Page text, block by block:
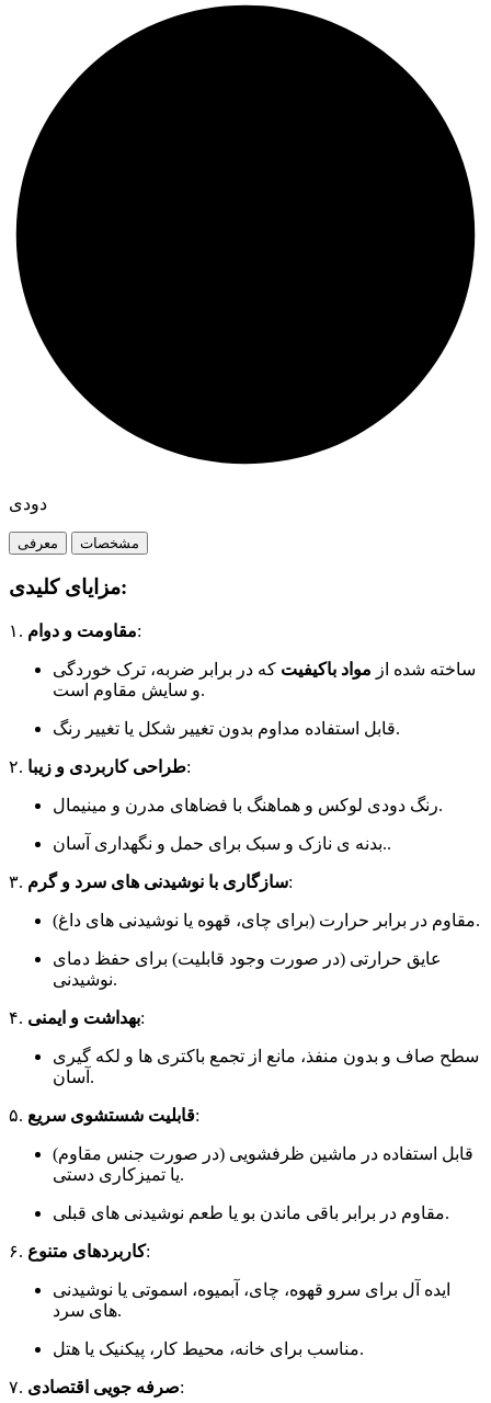
دودی
معرفی مشخصات
مزایای کلیدی:
۱. مقاومت و دوام:
ساخته شده از مواد باکیفیت که در برابر ضربه، ترک خوردگی
و سایش مقاوم است.
قابل استفاده مداوم بدون تغییر شکل یا تغییر رنگ.
۲. طراحی کاربردی و زیبا:
رنگ دودی لوکس و هماهنگ با فضاهای مدرن و مینیمال.
بدنه ی نازک و سبک برای حمل و نگهداری آسان..
۳. سازگاری با نوشیدنی های سرد و گرم:
مقاوم در برابر حرارت (برای چای، قهوه یا نوشیدنی های داغ).
عایق حرارتی (در صورت وجود قابلیت) برای حفظ دمای
نوشیدنی.
۴. بهداشت و ایمنی:
سطح صاف و بدون منفذ، مانع از تجمع باکتری ها و لکه گیری
آسان.
۵. قابلیت شستشوی سریع:
قابل استفاده در ماشین ظرفشویی (در صورت جنس مقاوم)
یا تمیزکاری دستی.
مقاوم در برابر باقی ماندن بو یا طعم نوشیدنی های قبلی.
۶. کاربردهای متنوع:
ایده آل برای سرو قهوه، چای، آبمیوه، اسموتی یا نوشیدنی
های سرد.
مناسب برای خانه، محیط کار، پیکنیک یا هتل.
۷. صرفه جویی اقتصادی: